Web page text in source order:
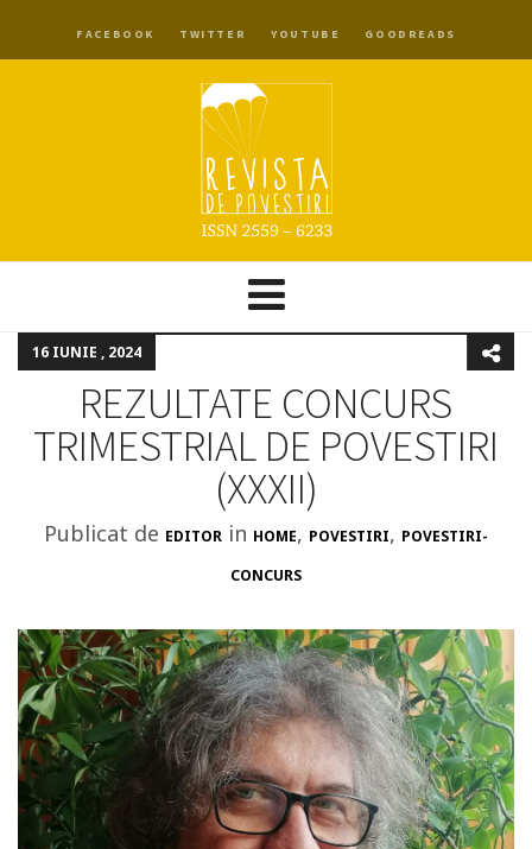
FACEBOOK TWITTER YOUTUBE GOODREADS
16 IUNIE , 2024
REZULTATE CONCURS
TRIMESTRIAL DE POVESTIRI
(XXXII)
Publicat de EDITOR in HOME, POVESTIRI, POVESTIRI-
CONCURS